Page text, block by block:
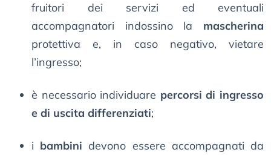
fruitori dei servizi ed eventuali
accompagnatori indossino la mascherina
protettiva e, in caso negativo, vietare
l’ingresso;
è necessario individuare percorsi di ingresso
e di uscita differenziati;
i bambini devono essere accompagnati da